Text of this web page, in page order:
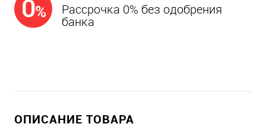
Рассрочка 0% без одобрения
банка
ОПИСАНИЕ ТОВАРА